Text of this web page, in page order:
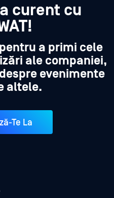
curent cu
a primi cele
ale companiei,
evenimente
altele.
Te La